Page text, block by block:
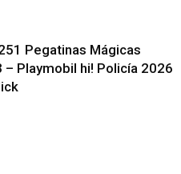
Pegatinas Mágicas
– Playmobil hi! Policía 2026